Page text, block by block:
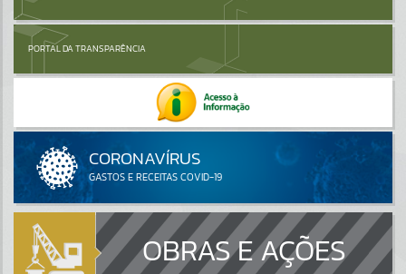
PORTAL DA TRANSPARÊNCIA
OBRAS E AÇÕES